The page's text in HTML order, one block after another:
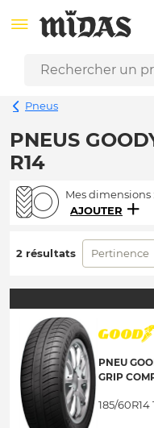
Pneus
PNEUS
R14
Mes dimensions :
AJOUTER
2 résultats Pertinence
PNEU
GRIP
185/60R14